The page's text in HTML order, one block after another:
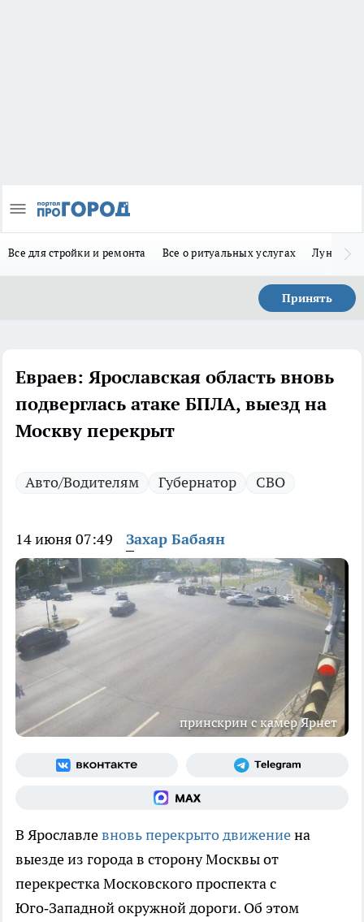
Все для стройки и ремонта Все о ритуальных услугах Лунно-
Принять
Евраев: Ярославская область вновь
подверглась атаке БПЛА, выезд на
Москву перекрыт
Авто/Водителям Губернатор СВО
14 июня 07:49 Захар Бабаян
принскрин с камер Ярнет
В Ярославлевновь перекрыто движениена
выезде из города в сторону Москвы от
перекрестка Московского проспекта с
Юго‑Западной окружной дороги. Об этом